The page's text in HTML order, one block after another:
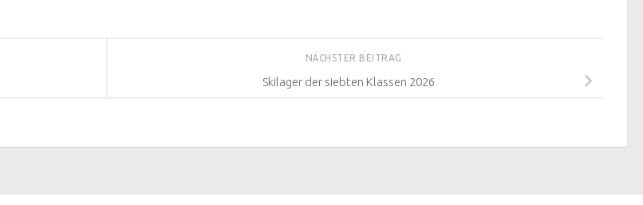
NÄCHSTER BEITRAG
Skilager der siebten Klassen 2026